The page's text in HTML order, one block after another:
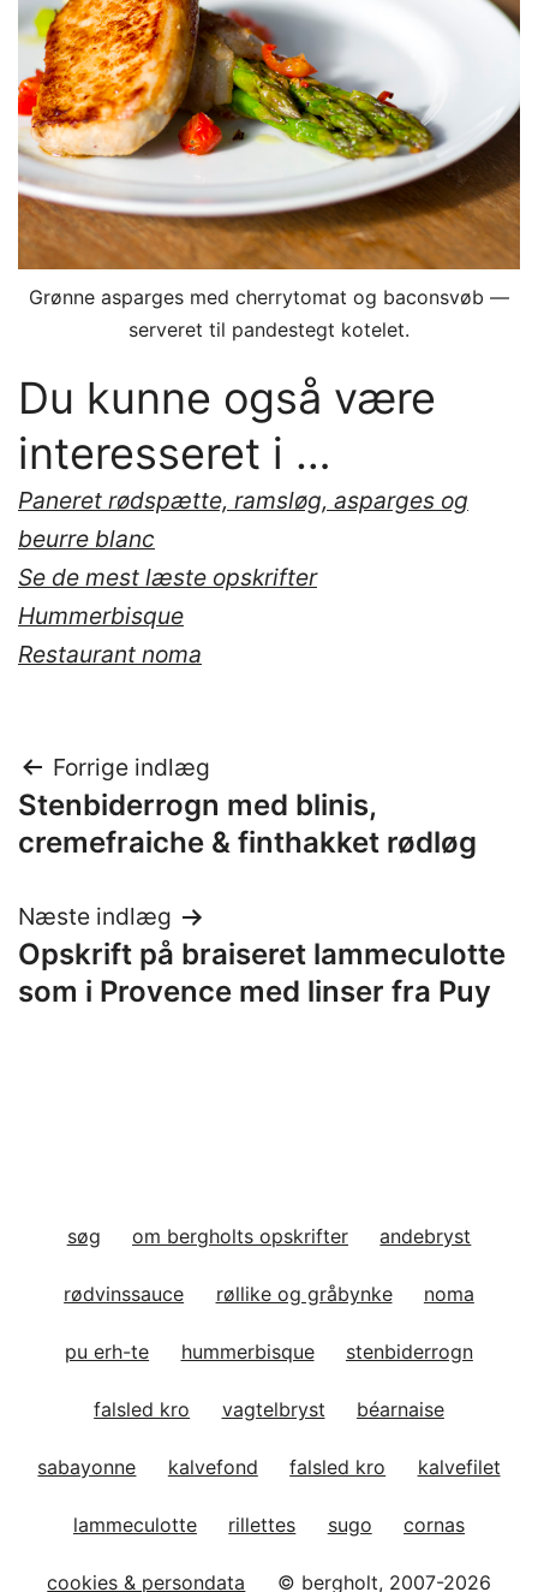
Grønne asparges med cherrytomat og baconsvøb —
serveret til pandestegt kotelet.
Du kunne også være
interesseret i …
Paneret rødspætte, ramsløg, asparges og
beurre blanc
Se de mest læste opskrifter
Hummerbisque
Restaurant noma
Indlægsnavigation
Forrige indlæg
Stenbiderrogn med blinis,
cremefraiche & finthakket rødløg
Næste indlæg
Opskrift på braiseret lammeculotte
som i Provence med linser fra Puy
søg om bergholts opskrifter andebryst
rødvinssauce røllike og gråbynke noma
pu erh-te hummerbisque stenbiderrogn
falsled kro vagtelbryst béarnaise
sabayonne kalvefond falsled kro kalvefilet
lammeculotte rillettes sugo cornas
cookies & persondata © bergholt, 2007-2026